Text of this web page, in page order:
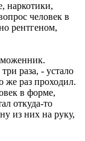
наркотики,
человек в
рентгеном,
раза, - устало
же раз проходил.
в форме,
откуда-то
из них на руку,